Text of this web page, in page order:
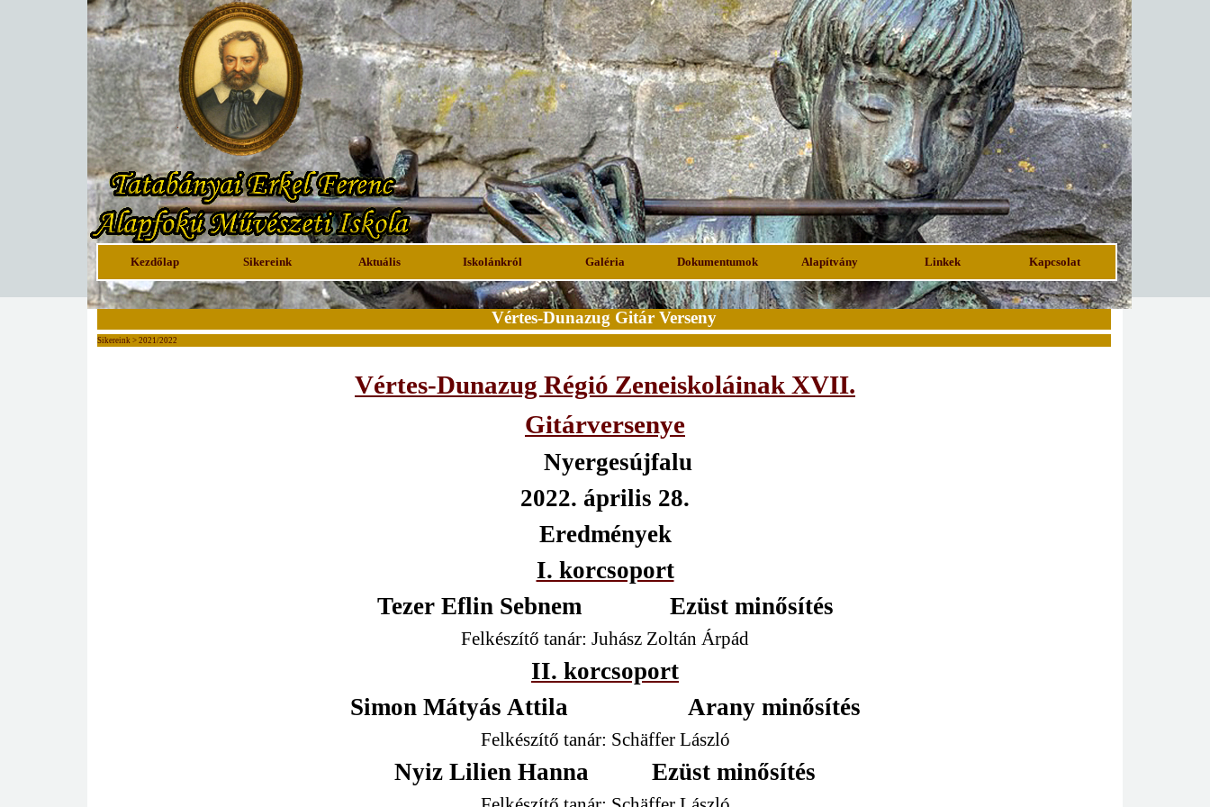
Kezdőlap Sikereink Aktuális Iskolánkról Galéria Dokumentumok Alapítvány Linkek Kapcsolat
Vértes-Dunazug Gitár Verseny
Sikereink > 2021/2022
Vértes-Dunazug Régió Zeneiskoláinak XVII.
Gitárversenye
Nyergesújfalu
2022. április 28.
Eredmények
I. korcsoport
Tezer Eflin Sebnem
Ezüst minősítés
Felkészítő tanár: Juhász Zoltán Árpád
II. korcsoport
Simon Mátyás Attila
Arany minősítés
Felkészítő tanár: Schäffer László
Nyiz Lilien Hanna Ezüst minősítés